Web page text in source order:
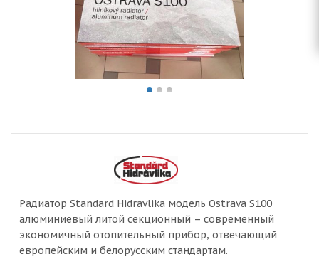
Радиатор Standard Hidravlika модель Ostrava S100
алюминиевый литой секционный – современный
экономичный отопительный прибор, отвечающий
европейским и белорусским стандартам.